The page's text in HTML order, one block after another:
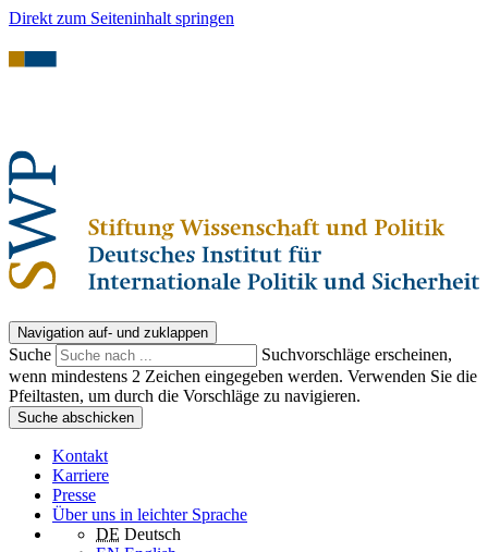
Direkt zum Seiteninhalt springen
Navigation auf- und zuklappen
Suche
Suchvorschläge erscheinen,
wenn mindestens 2 Zeichen eingegeben werden. Verwenden Sie die
Pfeiltasten, um durch die Vorschläge zu navigieren.
Suche abschicken
Kontakt
Karriere
Presse
Über uns in leichter Sprache
DE Deutsch